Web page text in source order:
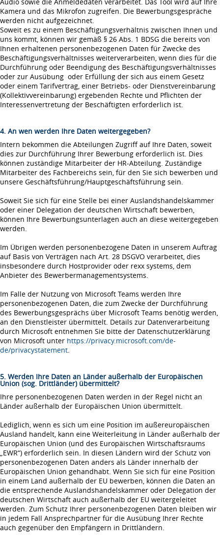
Kamera und das Mikrofon zugreifen. Die Bewerbungsgespräche
werden nicht aufgezeichnet.
Soweit es zu einem Beschäftigungsverhältnis zwischen Ihnen und
uns kommt, können wir gemäß § 26 Abs. 1 BDSG die bereits von
Ihnen erhaltenen personenbezogenen Daten für Zwecke des
Beschäftigungsverhältnisses weiterverarbeiten, wenn dies für die
Durchführung oder Beendigung des Beschäftigungsverhältnisses
oder zur Ausübung oder Erfüllung der sich aus einem Gesetz
oder einem Tarifvertrag, einer Betriebs- oder Dienstvereinbarung
(Kollektivvereinbarung) ergebenden Rechte und Pflichten der
Interessenvertretung der Beschäftigten erforderlich ist.
4. An wen werden Ihre Daten weitergegeben?
Intern bekommen die Abteilungen Zugriff auf Ihre Daten, soweit
dies zur Durchführung Ihrer Bewerbung erforderlich ist. Dies
können zuständige Mitarbeiter der HR-Abteilung. Zuständige
Mitarbeiter des Fachbereichs sein, für den Sie sich bewerben und
unsere Geschäftsführung/Hauptgeschäftsführung sein.
Soweit Sie sich für eine Stelle bei einer Auslandshandelskammer
oder einer Delegation der deutschen Wirtschaft bewerben,
können Ihre Bewerbungsunterlagen auch an diese weitergegeben
werden.
Im Übrigen werden personenbezogene Daten in unserem Auftrag
auf Basis von Verträgen nach Art. 28 DSGVO verarbeitet, dies
insbesondere durch Hostprovider oder rexx systems, dem
Anbieter des Bewerbermanagementsystems.
Im Falle der Nutzung von Microsoft Teams werden Ihre
personenbezogenen Daten, die zum Zwecke der Durchführung
des Bewerbungsgesprächs über Microsoft Teams benötig werden,
an den Dienstleister übermittelt. Details zur Datenverarbeitung
durch Microsoft entnehmen Sie bitte der Datenschutzerklärung
von Microsoft unter https://privacy.microsoft.com/de-
de/privacystatement.
5. Werden Ihre Daten an Länder außerhalb der Europäischen
Union (sog. Drittländer) übermittelt?
Ihre personenbezogenen Daten werden in der Regel nicht an
Länder außerhalb der Europäischen Union übermittelt.
Lediglich, wenn es sich um eine Position im außereuropäischen
Ausland handelt, kann eine Weiterleitung in Länder außerhalb der
Europäischen Union (und des Europäischen Wirtschaftsraums
„EWR“) erforderlich sein. In diesen Ländern wird der Schutz von
personenbezogenen Daten anders als Länder innerhalb der
Europäischen Union gehandhabt. Wenn Sie sich für eine Position
in einem Land außerhalb der EU bewerben, können die Daten an
die entsprechende Auslandshandelskammer oder Delegation der
deutschen Wirtschaft auch außerhalb der EU weitergeleitet
werden. Zum Schutz Ihrer personenbezogenen Daten bleiben wir
in jedem Fall Ansprechpartner für die Ausübung Ihrer Rechte
auch gegenüber den Empfängern in Drittländern.